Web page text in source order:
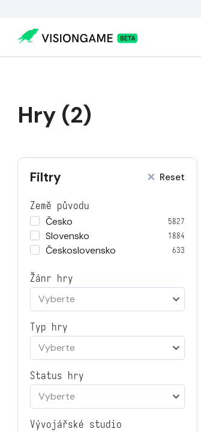
Hry (2)
Filtry Reset
Země původu
Česko
5827
Slovensko 1884
Československo 633
Žánr hry
Vyberte
Typ hry
Vyberte
Status hry
Vyberte
Vývojářské studio